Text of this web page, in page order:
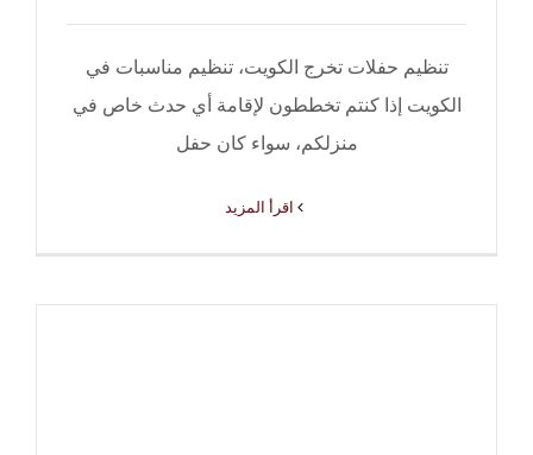
تنظيم حفلات تخرج الكويت، تنظيم مناسبات في
الكويت إذا كنتم تخططون لإقامة أي حدث خاص في
منزلكم، سواء كان حفل